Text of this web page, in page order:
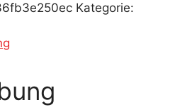
Kategorie: